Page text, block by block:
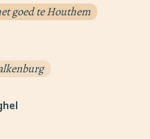
goed te Houthem